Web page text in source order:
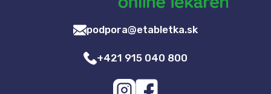
podpora@etabletka.sk
+421 915 040 800